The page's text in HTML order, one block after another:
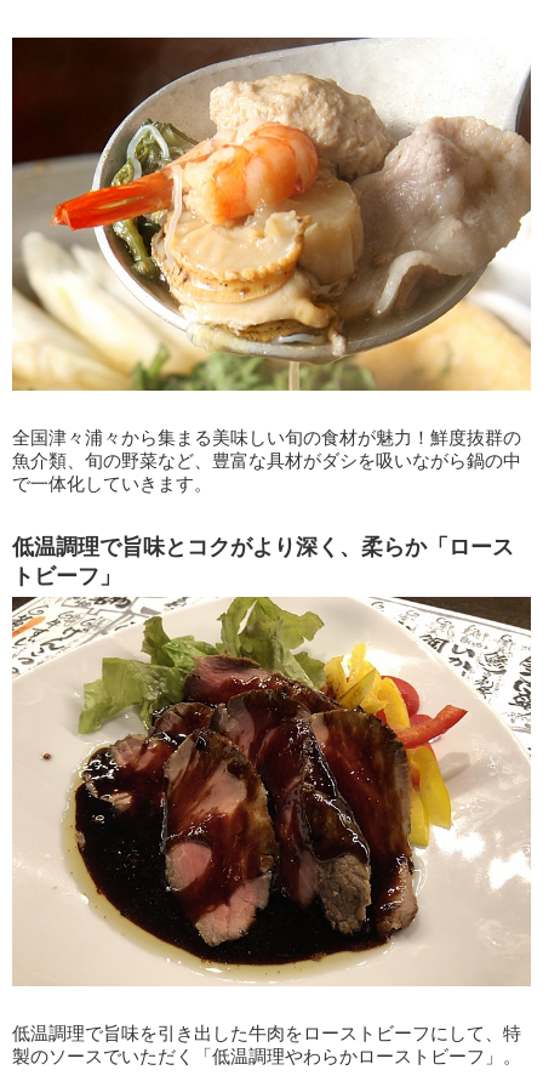
全国津々浦々から集まる美味しい旬の食材が魅力！鮮度抜群の
魚介類、旬の野菜など、豊富な具材がダシを吸いながら鍋の中
で一体化していきます。
低温調理で旨味とコクがより深く、柔らか「ロース
トビーフ」
低温調理で旨味を引き出した牛肉をローストビーフにして、特
製のソースでいただく「低温調理やわらかローストビーフ」。